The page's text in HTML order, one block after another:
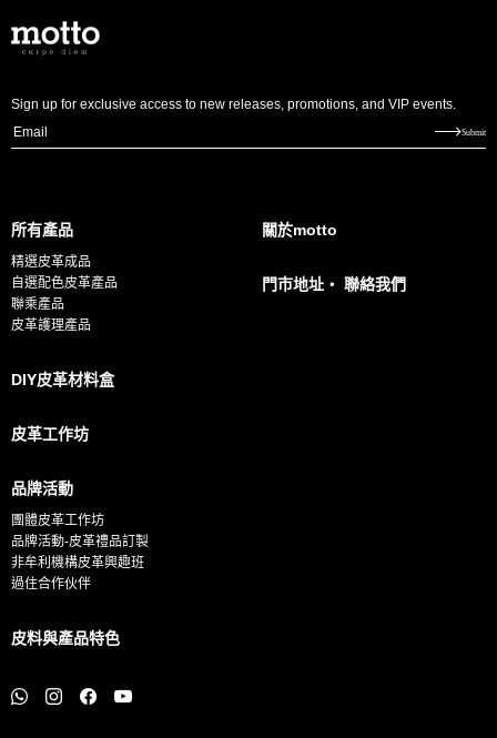
Sign up for exclusive access to new releases, promotions, and VIP events.
E
l
*
Submit
所有產品
精選皮革成品
自選配色皮革產品
聯乘產品
皮革護理產品
DIY皮革材料盒
皮革工作坊
品牌活動
團體皮革工作坊
品牌活動-皮革禮品訂製
非牟利機構皮革興趣班
過住合作伙伴
皮料與產品特色
關於motto
門市地址・ 聯絡我們